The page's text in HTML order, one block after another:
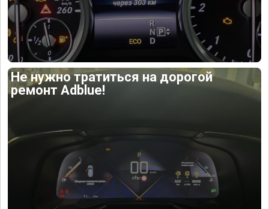
Не нужно тратиться на дорогой
ремонт Adblue!